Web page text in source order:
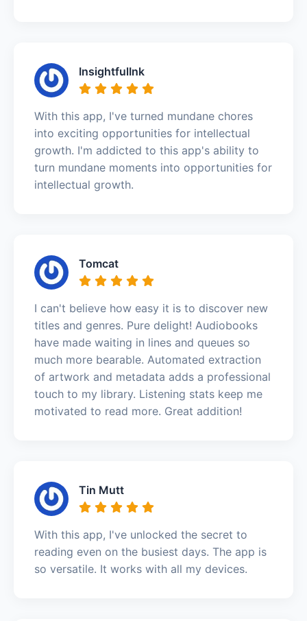
InsightfulInk
With this app, I've turned mundane chores
into exciting opportunities for intellectual
growth. I'm addicted to this app's ability to
turn mundane moments into opportunities for
intellectual growth.
Tomcat
I can't believe how easy it is to discover new
titles and genres. Pure delight! Audiobooks
have made waiting in lines and queues so
much more bearable. Automated extraction
of artwork and metadata adds a professional
touch to my library. Listening stats keep me
motivated to read more. Great addition!
Tin Mutt
With this app, I've unlocked the secret to
reading even on the busiest days. The app is
so versatile. It works with all my devices.